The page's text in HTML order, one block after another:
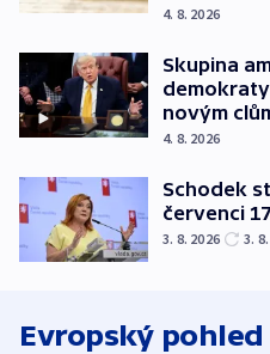
4. 8. 2026
Skupina
novým
4. 8. 2026
Schodek
červenci
3. 8. 2026 3.
Evropský pohled